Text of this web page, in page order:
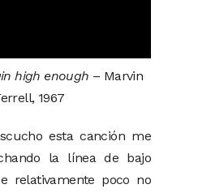
high enough – Marvin
1967
esta canción me
la línea de bajo
relativamente poco no